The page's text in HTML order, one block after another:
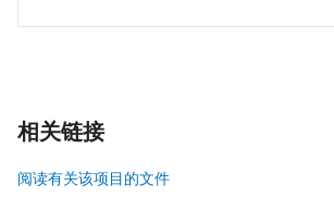
相关链接
阅读有关该项目的文件